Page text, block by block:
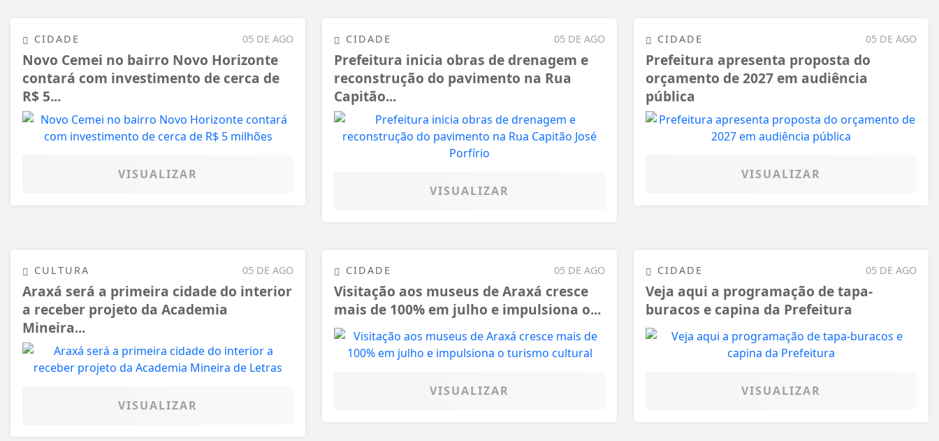
05 DE AGO
CIDADE
Novo Cemei no bairro Novo Horizonte
contará com investimento de cerca de
R$ 5...
VISUALIZAR
05 DE AGO
CIDADE
Prefeitura inicia obras de drenagem e
reconstrução do pavimento na Rua
Capitão...
VISUALIZAR
05 DE AGO
CIDADE
Prefeitura apresenta proposta do
orçamento de 2027 em audiência
pública
VISUALIZAR
05 DE AGO
CULTURA
Araxá será a primeira cidade do interior
a receber projeto da Academia
Mineira...
VISUALIZAR
05 DE AGO
CIDADE
Visitação aos museus de Araxá cresce
mais de 100% em julho e impulsiona o...
VISUALIZAR
05 DE AGO
CIDADE
Veja aqui a programação de tapa-
buracos e capina da Prefeitura
VISUALIZAR